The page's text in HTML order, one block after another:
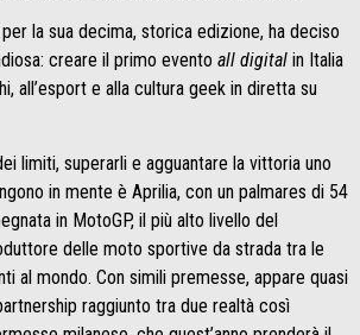
per la sua decima, storica edizione, ha deciso
creare il primo evento all digital in Italia
all’esport e alla cultura geek in diretta su
limiti, superarli e agguantare la vittoria uno
in mente è Aprilia, con un palmares di 54
in MotoGP, il più alto livello del
delle moto sportive da strada tra le
al mondo. Con simili premesse, appare quasi
raggiunto tra due realtà così